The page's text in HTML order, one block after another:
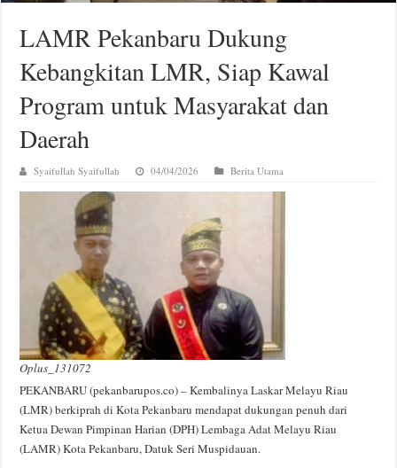
LAMR Pekanbaru Dukung
Kebangkitan LMR, Siap Kawal
Program untuk Masyarakat dan
Daerah
Syaifullah Syaifullah 04/04/2026 Berita Utama
Oplus_131072
PEKANBARU (pekanbarupos.co) – Kembalinya Laskar Melayu Riau
(LMR) berkiprah di Kota Pekanbaru mendapat dukungan penuh dari
Ketua Dewan Pimpinan Harian (DPH) Lembaga Adat Melayu Riau
(LAMR) Kota Pekanbaru, Datuk Seri Muspidauan.